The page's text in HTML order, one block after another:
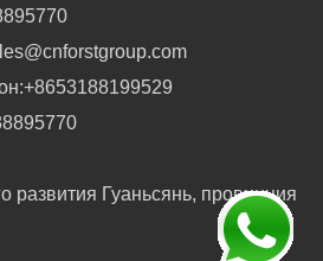
+8653188199529
развития Гуаньсянь, провинция